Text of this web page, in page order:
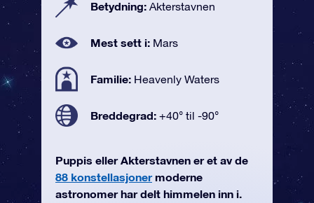
Betydning: Akterstavnen
Mest sett i: Mars
Familie: Heavenly Waters
Breddegrad: +40° til -90°
Puppis eller Akterstavnen er et av de
88 konstellasjonermoderne
astronomer har delt himmelen inn i.